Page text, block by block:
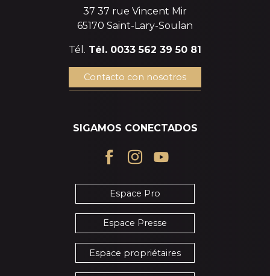
37 37 rue Vincent Mir
65170 Saint-Lary-Soulan
Tél. Tél. 0033 562 39 50 81
Contacto con nosotros
SIGAMOS CONECTADOS
Espace Pro
Espace Presse
Espace propriétaires